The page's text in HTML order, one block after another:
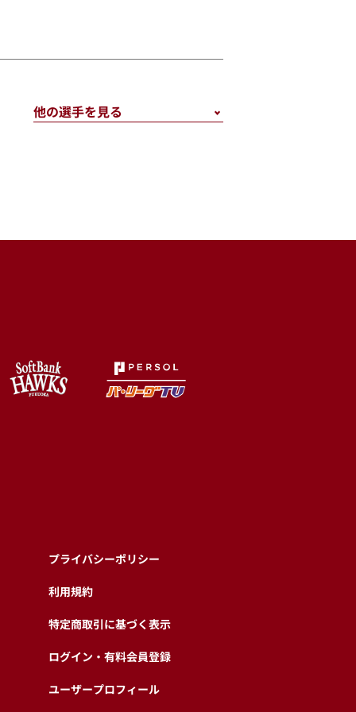
プライバシーポリシー
利用規約
特定商取引に基づく表示
ログイン・有料会員登録
ユーザープロフィール